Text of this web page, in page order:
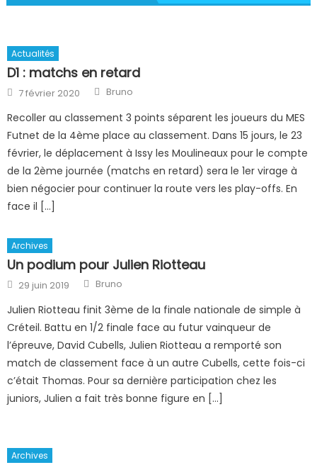
Actualités
D1 : matchs en retard
Posted
on
7 février 2020 Author
Bruno
Recoller au classement 3 points séparent les joueurs du MES
Futnet de la 4ème place au classement. Dans 15 jours, le 23
février, le déplacement à Issy les Moulineaux pour le compte
de la 2ème journée (matchs en retard) sera le 1er virage à
bien négocier pour continuer la route vers les play-offs. En
face il […]
Archives
Un podium pour Julien Riotteau
Posted
on
29 juin 2019 Author
Bruno
Julien Riotteau finit 3ème de la finale nationale de simple à
Créteil. Battu en 1/2 finale face au futur vainqueur de
l’épreuve, David Cubells, Julien Riotteau a remporté son
match de classement face à un autre Cubells, cette fois-ci
c’était Thomas. Pour sa dernière participation chez les
juniors, Julien a fait très bonne figure en […]
Archives